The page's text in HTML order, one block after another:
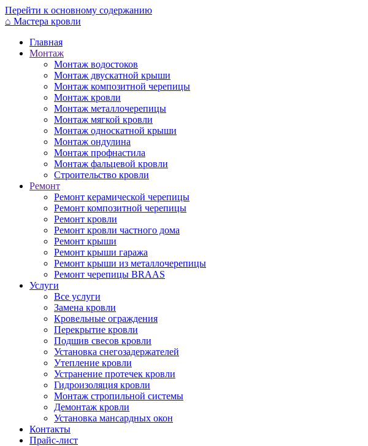
Перейти к основному содержанию
⌂ Мастера кровли
Главная
Монтаж
Монтаж водостоков
Монтаж двускатной крыши
Монтаж композитной черепицы
Монтаж кровли
Монтаж металлочерепицы
Монтаж мягкой кровли
Монтаж односкатной крыши
Монтаж ондулина
Монтаж профнастила
Монтаж фальцевой кровли
Строительство кровли
Ремонт
Ремонт керамической черепицы
Ремонт композитной черепицы
Ремонт кровли
Ремонт кровли частного дома
Ремонт крыши
Ремонт крыши гаража
Ремонт крыши из металлочерепицы
Ремонт черепицы BRAAS
Услуги
Все услуги
Замена кровли
Кровельные ограждения
Перекрытие кровли
Подшив свесов кровли
Установка снегозадержателей
Утепление кровли
Устранение протечек кровли
Гидроизоляция кровли
Монтаж стропильной системы
Демонтаж кровли
Установка мансардных окон
Контакты
Прайс-лист